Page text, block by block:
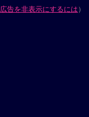
広告を非表示にするには）